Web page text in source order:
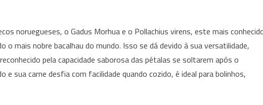
noruegueses, o Gadus Morhua e o Pollachius virens, este mais
o mais nobre bacalhau do mundo. Isso se dá devido à sua versatilidade,
pela capacidade saborosa das pétalas se soltarem após o
sua carne desfia com facilidade quando cozido, é ideal para bolinhos,